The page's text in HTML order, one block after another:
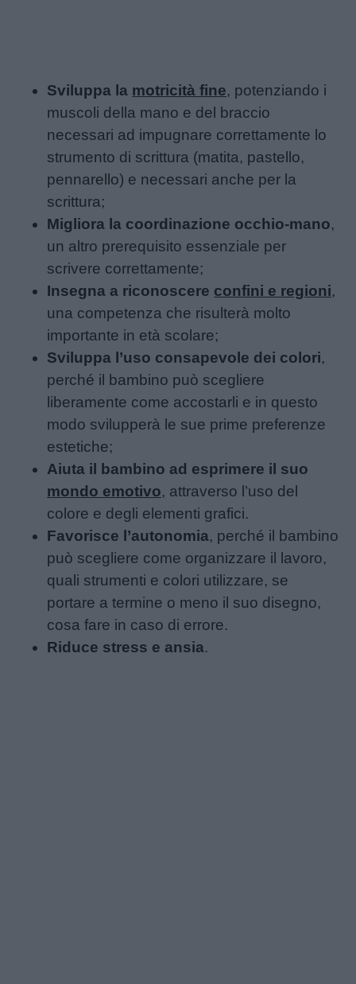
Sviluppa la motricità fine, potenziando i
muscoli della mano e del braccio
necessari ad impugnare correttamente lo
strumento di scrittura (matita, pastello,
pennarello) e necessari anche per la
scrittura;
Migliora la coordinazione occhio-mano,
un altro prerequisito essenziale per
scrivere correttamente;
Insegna a riconoscere confini e regioni,
una competenza che risulterà molto
importante in età scolare;
Sviluppa l’uso consapevole dei colori,
perché il bambino può scegliere
liberamente come accostarli e in questo
modo svilupperà le sue prime preferenze
estetiche;
Aiuta il bambino ad esprimere il suo
mondo emotivo, attraverso l’uso del
colore e degli elementi grafici.
Favorisce l’autonomia, perché il bambino
può scegliere come organizzare il lavoro,
quali strumenti e colori utilizzare, se
portare a termine o meno il suo disegno,
cosa fare in caso di errore.
Riduce stress e ansia.